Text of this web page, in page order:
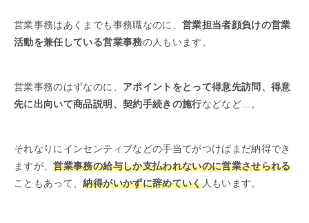
営業事務はあくまでも事務職なのに、 営業担当者顔負けの営業
活動を兼任している営業事務の人もいます。
営業事務のはずなのに、 アポイントをとって得意先訪問、得意
先に出向いて商品説明、契約手続きの施行などなど…。
それなりにインセンティブなどの手当てがつけばまだ納得でき
ますが、営業事務の給与しか支払われないのに営業させられる
こともあって、納得がいかずに辞めていく人もいます。